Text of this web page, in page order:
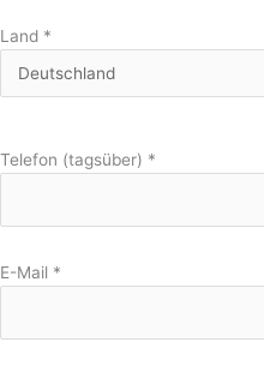
Land *
Telefon (tagsüber) *
E-Mail *